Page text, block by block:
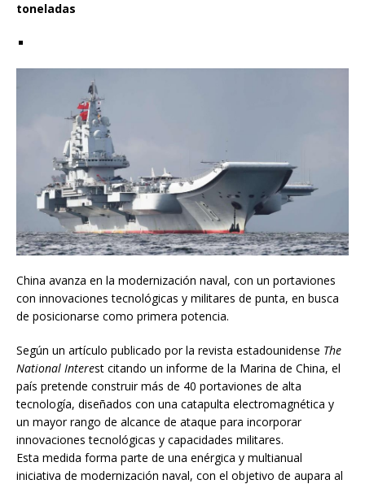
toneladas
China avanza en la modernización naval, con un portaviones
con innovaciones tecnológicas y militares de punta, en busca
de posicionarse como primera potencia.
Según un artículo publicado por la revista estadounidense The
National Interest citando un informe de la Marina de China, el
país pretende construir más de 40 portaviones de alta
tecnología, diseñados con una catapulta electromagnética y
un mayor rango de alcance de ataque para incorporar
innovaciones tecnológicas y capacidades militares.
Esta medida forma parte de una enérgica y multianual
iniciativa de modernización naval, con el objetivo de aupara al